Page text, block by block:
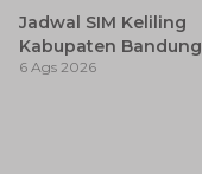
Jadwal SIM Keliling
Kabupaten Bandung
Terbaru 2026 dan
6 Ags 2026